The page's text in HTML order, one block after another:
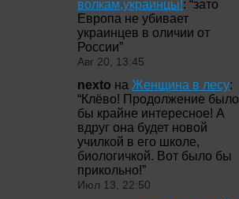
волкам,украинцы!: “зато
Европа не убивает
украинцев в оличии от
России”
Авг 20, 13:45
nexto на Женщина в лесу:
“Клёво! Продолжение было
бы крайне интересное! А
вдруг она будет новой
училкой в его школе,
биологичкой. Вот было бы
прикольно!”
Июл 13, 22:50